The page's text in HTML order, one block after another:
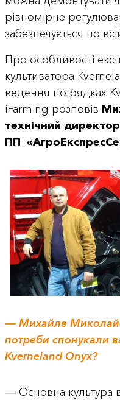
рівномірне
забезпечується по
Про особливості
культиватора
ведення по рядках
iFarming розповів
технічний директор
ПП
― Михайле
потреби спонукали
Kverneland Onyx?
― Основна культура